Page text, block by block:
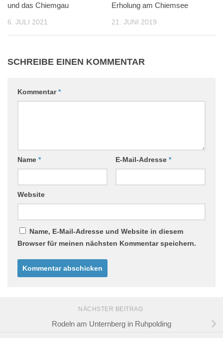
und das Chiemgau
6. JULI 2021
Erholung am Chiemsee
21. JUNI 2019
SCHREIBE EINEN KOMMENTAR
Kommentar*
Name * E-Mail-Adresse *
Website
Name, E-Mail-Adresse und Website in diesem
Browser für meinen nächsten Kommentar speichern.
NÄCHSTER BEITRAG
Rodeln am Unternberg in Ruhpolding